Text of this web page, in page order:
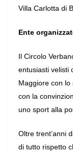
Villa Carlotta di
Ente
Il Circolo
entusiasti velisti
Maggiore con lo
con la
uno sport alla
Oltre trent’anni
di tutto rispetto